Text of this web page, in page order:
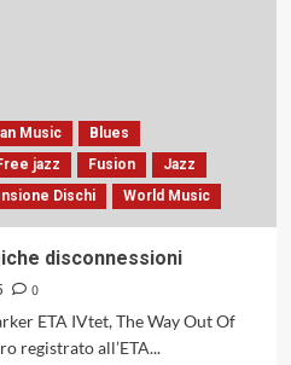
Music
Blues
jazz Fusion
Jazz
Dischi World Music
disconnessioni
0
ETA IVtet, The Way Out Of
registrato all’ETA...